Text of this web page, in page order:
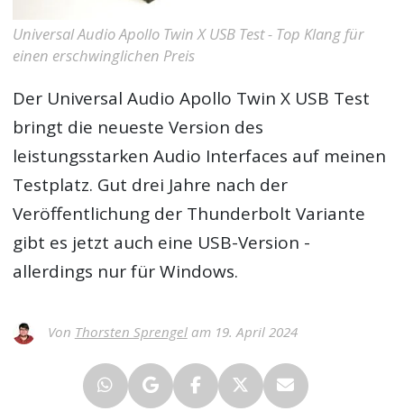
Universal Audio Apollo Twin X USB Test - Top Klang für
einen erschwinglichen Preis
Der Universal Audio Apollo Twin X USB Test
bringt die neueste Version des
leistungsstarken Audio Interfaces auf meinen
Testplatz. Gut drei Jahre nach der
Veröffentlichung der Thunderbolt Variante
gibt es jetzt auch eine USB-Version -
allerdings nur für Windows.
Von Thorsten Sprengelam 19. April 2024